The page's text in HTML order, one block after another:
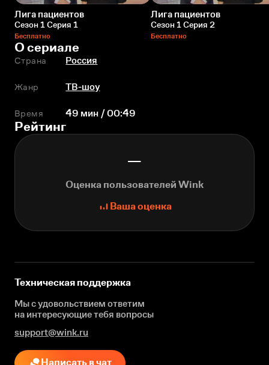
Лига пациентов
Сезон 1 Серия 1
Бесплатно
Лига пациентов
Сезон 1 Серия 2
Бесплатно
О сериале
Страна Россия
Жанр ТВ-шоу
Время 49 мин / 00:49
Рейтинг
—
Оценка пользователей Wink
Ваша оценка
Техническая поддержка
Мы с удовольствием ответим
на интересующиетебя вопросы
support@wink.ru
Написать в чат